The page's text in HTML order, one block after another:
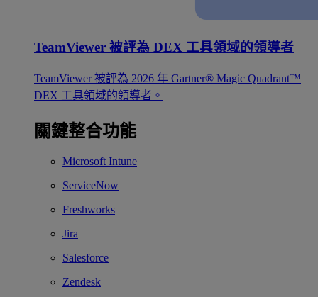
TeamViewer 被評為 DEX 工具領域的領導者
TeamViewer 被評為 2026 年 Gartner® Magic Quadrant™
DEX 工具領域的領導者。
關鍵整合功能
Microsoft Intune
ServiceNow
Freshworks
Jira
Salesforce
Zendesk